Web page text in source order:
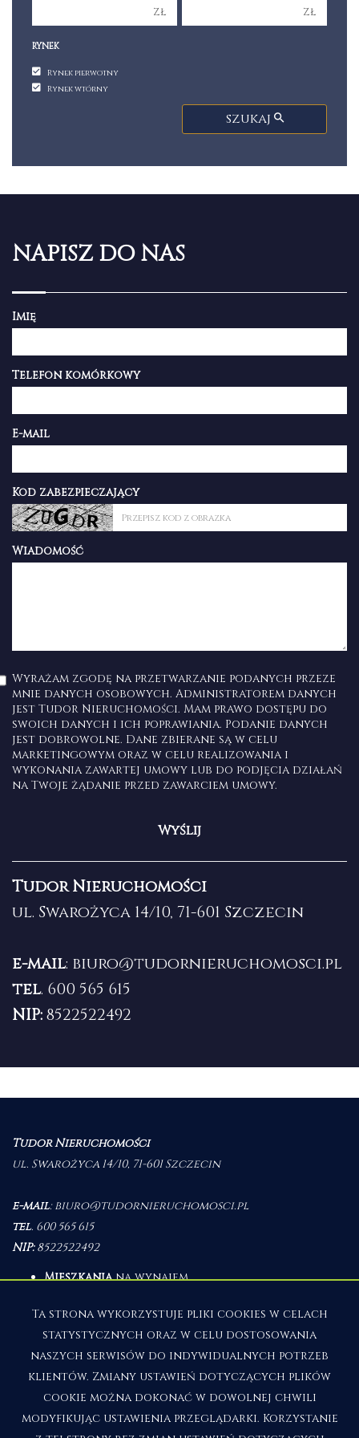
zł zł
RYNEK
Rynek pierwotny
Rynek wtórny
szukaj
NAPISZ DO NAS
Imię
Telefon komórkowy
E-mail
Kod zabezpieczający
Wiadomość
Wyrażam zgodę na przetwarzanie podanych przeze
mnie danych osobowych. Administratorem danych
jest Tudor Nieruchomości. Mam prawo dostępu do
swoich danych i ich poprawiania. Podanie danych
jest dobrowolne. Dane zbierane są w celu
marketingowym oraz w celu realizowania i
wykonania zawartej umowy lub do podjęcia działań
na Twoje żądanie przed zawarciem umowy.
Tudor Nieruchomości
ul. Swarożyca 14/10, 71-601 Szczecin
e-mail: biuro@tudornieruchomosci.pl
tel. 600 565 615
NIP:8522522492
Tudor Nieruchomości
ul. Swarożyca 14/10, 71-601 Szczecin
e-mail:biuro@tudornieruchomosci.pl
tel. 600 565 615
NIP:8522522492
Mieszkaniana wynajem
Działki na wynajem
Halena wynajem
Obiektyna wynajem
Mieszkaniana sprzedaż
Domyna sprzedaż
na sprzedaż
Lokalena sprzedaż
Ta strona wykorzystuje pliki cookies w celach
statystycznych oraz w celu dostosowania
naszych serwisów do indywidualnych potrzeb
klientów. Zmiany ustawień dotyczących plików
cookie można dokonać w dowolnej chwili
modyfikując ustawienia przeglądarki. Korzystanie